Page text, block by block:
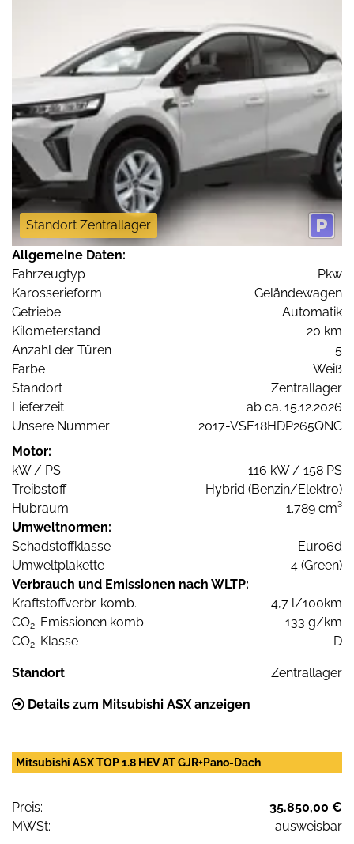
Standort Zentrallager
Allgemeine Daten:
Fahrzeugtyp
Pkw
Karosserieform
Geländewagen
Getriebe
Automatik
Kilometerstand
20 km
Anzahl der Türen
5
Farbe
Weiß
Standort
Zentrallager
Lieferzeit
ab ca. 15.12.2026
Unsere Nummer
2017-VSE18HDP265QNC
Motor:
kW / PS
116 kW / 158 PS
Treibstoff
Hybrid (Benzin/Elektro)
Hubraum
1.789 cm³
Umweltnormen:
Schadstoffklasse
Euro6d
Umweltplakette
4 (Green)
Verbrauch und Emissionen nach WLTP:
Kraftstoffverbr. komb.
4,7 l/100km
CO2-Emissionen komb.
133 g/km
CO2-Klasse D
Standort Zentrallager
Details zum Mitsubishi ASX anzeigen
Mitsubishi ASX TOP 1.8 HEV AT GJR+Pano-Dach
Preis:
35.850,00 €
MWSt:
ausweisbar